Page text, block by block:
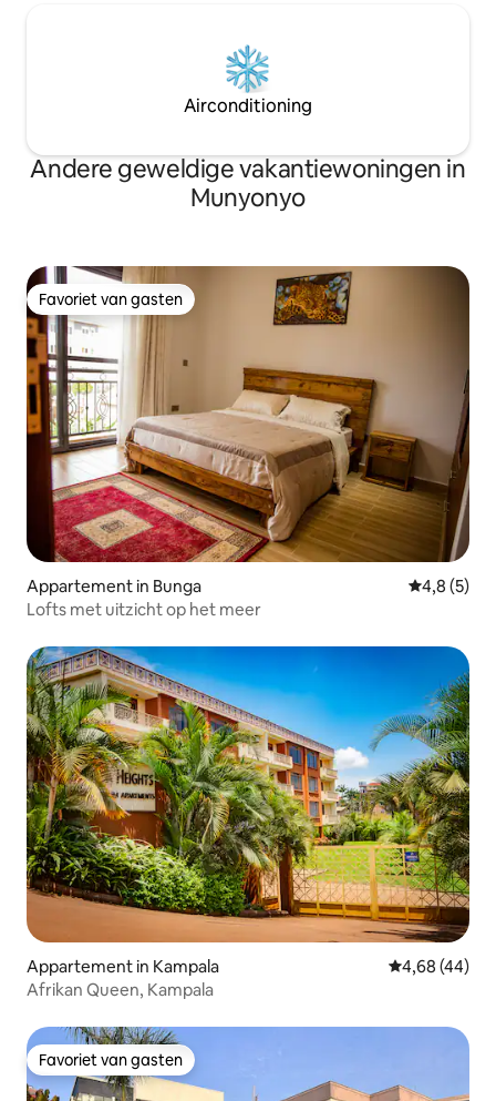
Airconditioning
Andere geweldige vakantiewoningen in
Munyonyo
Favoriet van gasten
Favoriet van gasten
Appartement in Bunga
4,8 (5)
Lofts met uitzicht op het meer
Appartement in Kampala Gemiddelde
4,68 (44)
Afrikan Queen, Kampala
Favoriet van gasten
Favoriet van gasten